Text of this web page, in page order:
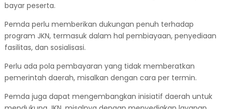
bayar peserta.
Pemda perlu memberikan dukungan penuh terhadap
program JKN, termasuk dalam hal pembiayaan, penyediaan
fasilitas, dan sosialisasi.
Perlu ada pola pembayaran yang tidak memberatkan
pemerintah daerah, misalkan dengan cara per termin.
Pemda juga dapat mengembangkan inisiatif daerah untuk